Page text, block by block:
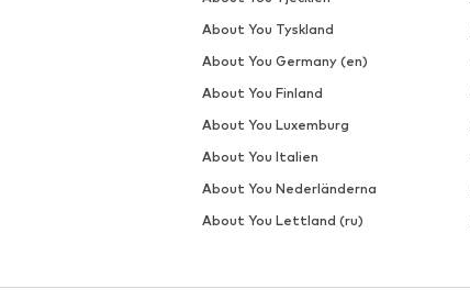
About You Tyskland
About You Germany (en)
About You Finland
About You Luxemburg
About You Italien
About You Nederländerna
About You Lettland (ru)